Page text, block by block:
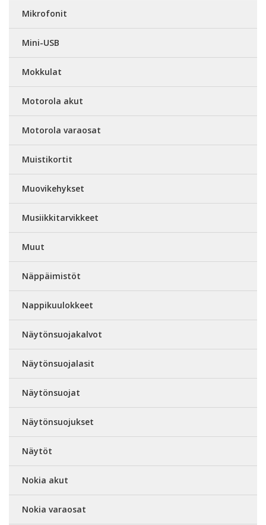
Mikrofonit
Mini-USB
Mokkulat
Motorola akut
Motorola varaosat
Muistikortit
Muovikehykset
Musiikkitarvikkeet
Muut
Näppäimistöt
Nappikuulokkeet
Näytönsuojakalvot
Näytönsuojalasit
Näytönsuojat
Näytönsuojukset
Näytöt
Nokia akut
Nokia varaosat